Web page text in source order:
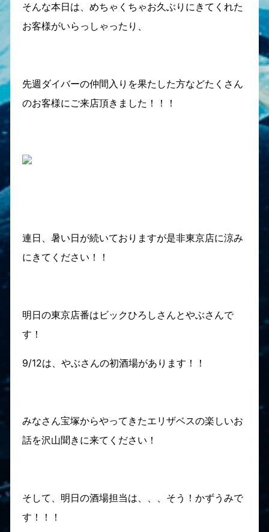
そんな本日は、めちゃくちゃお久ぶりにきてくれた
お客様がいらっしゃったり、
先週ダイバーの仲間入りを果たした方などたくさん
のお客様にご来店頂きました！！！
連日、暑い日が続いておりますが是非東京店に涼み
にきてください！！
明日の東京店番はビックひろしさんとやぶさんで
す！
9/12は、やぶさんの初酒場があります！！
みなさん宝塚からやってきたエリザベスの楽しいお
話を沢山聞きに来てください！
そして、明日の酒場担当は、、、そう！かずうみで
す！！！